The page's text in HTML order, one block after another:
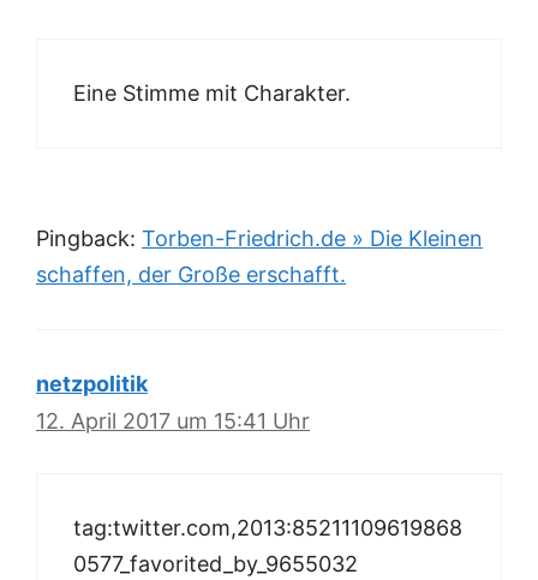
Eine Stimme mit Charakter.
Pingback: Torben-Friedrich.de » Die Kleinen
schaffen, der Große erschafft.
netzpolitik
12. April 2017 um 15:41 Uhr
tag:twitter.com,2013:85211109619868
0577_favorited_by_9655032